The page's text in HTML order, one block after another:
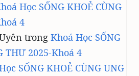
Học SỐNG KHOẺ CÙNG
4
trong Khoá Học SỐNG
THƯ 2025-Khoá 4
SỐNG KHOẺ CÙNG UNG